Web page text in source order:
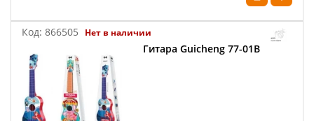
Код: 866505 Нет в наличии
Гитара Guicheng 77-01B